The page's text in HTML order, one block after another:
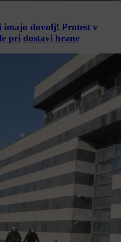
imajo dovolj! Protest v
pri dostavi hrane